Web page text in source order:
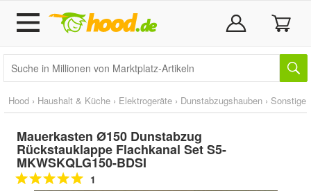
Hood › Haushalt & Küche › Elektrogeräte › Dunstabzugshauben › Sonstige
Mauerkasten Ø150 Dunstabzug
Rückstauklappe Flachkanal Set S5-
MKWSKQLG150-BDSI
1